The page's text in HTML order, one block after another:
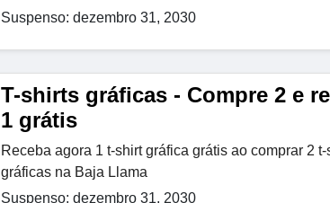
Suspenso: dezembro 31, 2030
T-shirts gráficas - Compre 2 e
1 grátis
Receba agora 1 t-shirt gráfica grátis ao comprar 2 t-
gráficas na Baja Llama
Suspenso: dezembro 31, 2030